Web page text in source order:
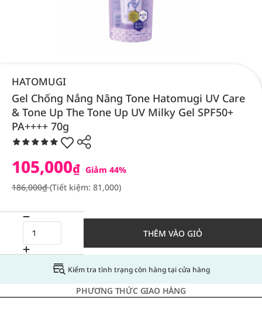
HATOMUGI
Gel Chống Nắng Nâng Tone Hatomugi UV Care
& Tone Up The Tone Up UV Milky Gel SPF50+
PA++++ 70g
105,000₫ Giảm 44%
186,000₫(Tiết kiệm: 81,000)
THÊM VÀO GIỎ
Kiểm tra tình trạng còn hàng tại cửa hàng
PHƯƠNG THỨC GIAO HÀNG